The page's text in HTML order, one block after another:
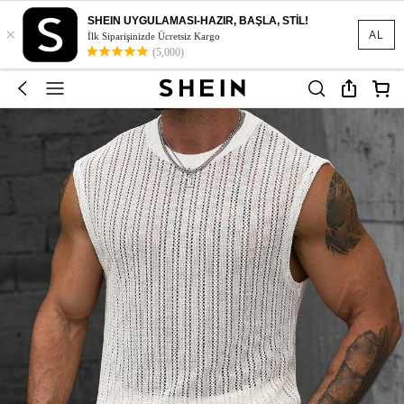
AL
×
SHEIN UYGULAMASI-HAZIR, BAŞLA, STİL!
İlk Siparişinizde Ücretsiz Kargo
(5,000)